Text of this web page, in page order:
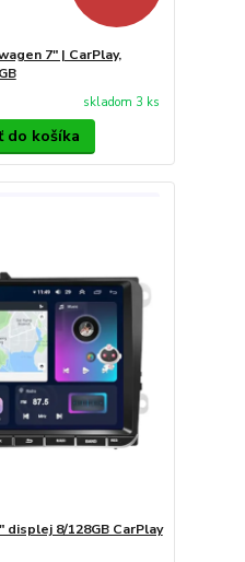
7" | CarPlay,
skladom 3 ks
do košíka
8/128GB CarPlay